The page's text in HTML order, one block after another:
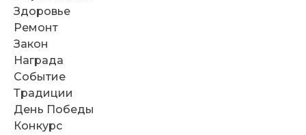
Здоровье
Ремонт
Закон
Награда
Событие
Традиции
День Победы
Конкурс